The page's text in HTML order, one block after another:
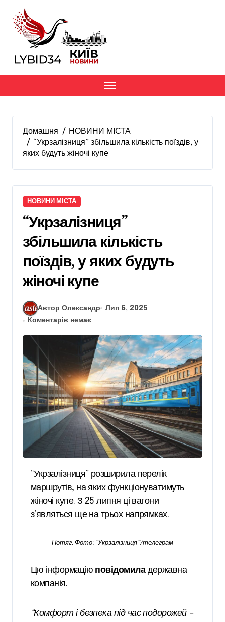
вмісту
Домашня
НОВИНИ МІСТА
“Укрзалізниця” збільшила кількість поїздів, у
яких будуть жіночі купе
НОВИНИ МІСТА
“Укрзалізниця”
збільшила кількість
поїздів, у яких будуть
жіночі купе
Автор Олександр
Лип 6, 2025
Коментарів немає
“Укрзалізниця” розширила перелік
маршрутів, на яких функціонуватимуть
жіночі купе. З 25 липня ці вагони
з’являться ще на трьох напрямках.
Потяг. Фото: “Укрзалізниця”/телеграм
Цю інформацію повідомиладержавна
компанія.
“Комфорт і безпека під час подорожей –